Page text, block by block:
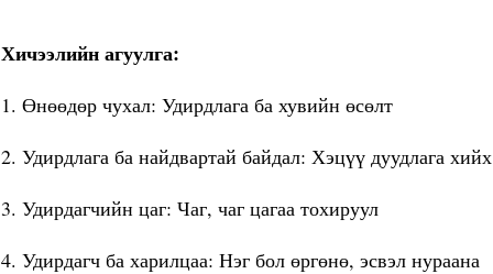
Хичээлийн агуулга:
1. Өнөөдөр чухал: Удирдлага ба хувийн өсөлт
2. Удирдлага ба найдвартай байдал: Хэцүү дуудлага хийх
3. Удирдагчийн цаг: Чаг, чаг цагаа тохируул
4. Удирдагч ба харилцаа: Нэг бол өргөнө, эсвэл нураана